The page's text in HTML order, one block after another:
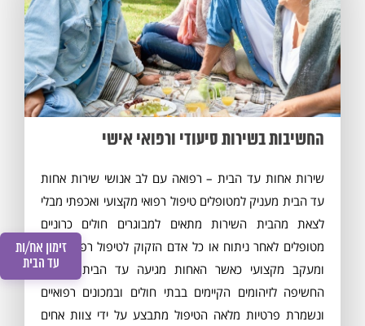
החשיבות בשירות סיעודי ורפואי אישי
שירות אחות עד הבית – רפואה עם לב אנושי שירות אחות
עד הבית מעניק למטופלים טיפול רפואי מקצועי ואכפתי מבלי
לצאת מהבית השירות מתאים למבוגרים חולים כרוניים
מטופלים לאחר ניתוח או כל אדם הזקוק לטיפול רפואי רציף
ומעקב מקצועי כאשר האחות מגיעה עד הבית נחסכת
החשיפה לזיהומים הקיימים בבתי חולים ובמכונים רפואיים
ונשמרת פרטיות מלאה הטיפול מתבצע על ידי צוות אחים
זימון אח/ות
עד הבית